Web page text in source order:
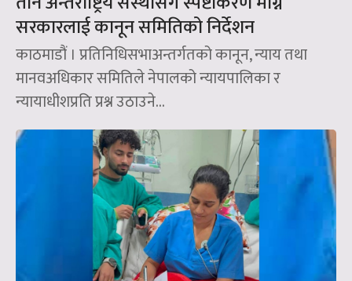
सरकारलाई कानून समितिको निर्देशन
काठमाडौं । प्रतिनिधिसभाअन्तर्गतको कानून, न्याय तथा
मानवअधिकार समितिले नेपालको न्यायपालिका र
न्यायाधीशप्रति प्रश्न उठाउने...